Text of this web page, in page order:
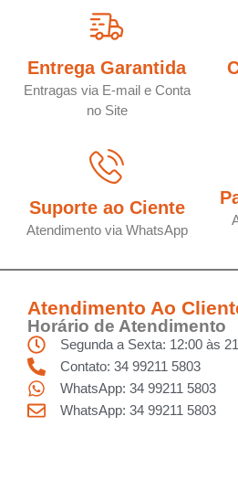
Entrega Garantida
Entragas via E-mail e Conta
no Site
Suporte ao Ciente
Atendimento via WhatsApp
Atendimento Ao
Horário de Atendimento
Segunda a Sexta: 12:00 às
Contato: 34 99211 5803
WhatsApp: 34 99211 5803
WhatsApp: 34 99211 5803